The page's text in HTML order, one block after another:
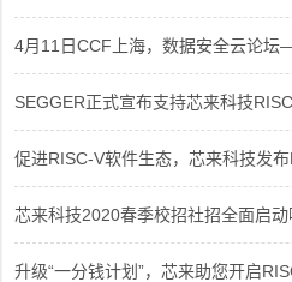
4月11日CCF上海，数据安全云论坛
SEGGER正式宣布支持芯来科技
促进RISC-V软件生态，芯来科技发
芯来科技2020春季校招社招全面启动
升级“一分钱计划”，芯来助您开启